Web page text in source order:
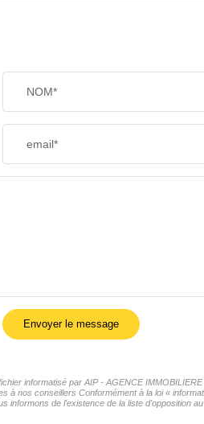
COMMERCES
NOM*
email*
Envoyer le message
informatisé par AIP - AGENCE
à nos conseillers Conformément à la loi «
informons de l'existence de la liste d'opposition